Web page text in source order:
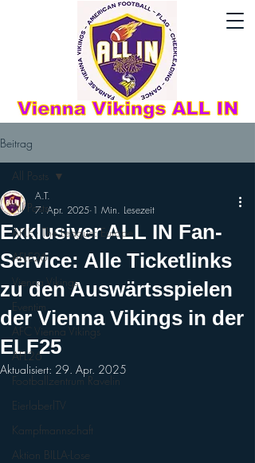
Beitrag
All Posts
AFLE - The League: Europe
AFLE26
Vienna Vikings
Eventim
AFC Vienna Vikings
AFL26
Footballzentrum Ravelin
EierlaberlTV
Kampfmannschaft
Aktion BILLA-Lose
All Posts
Exklusiver ALL IN Fan-
Service: Alle Ticketlinks
zu den Auswärtsspielen
der Vienna Vikings in der
ELF25
A.T.
7. Apr. 2025 1 Min. Lesezeit
Aktualisiert: 29. Apr. 2025